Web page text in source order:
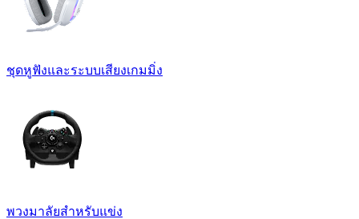
ชุดหูฟังและระบบเสียงเกมมิ่ง
พวงมาลัยสำหรับแข่ง